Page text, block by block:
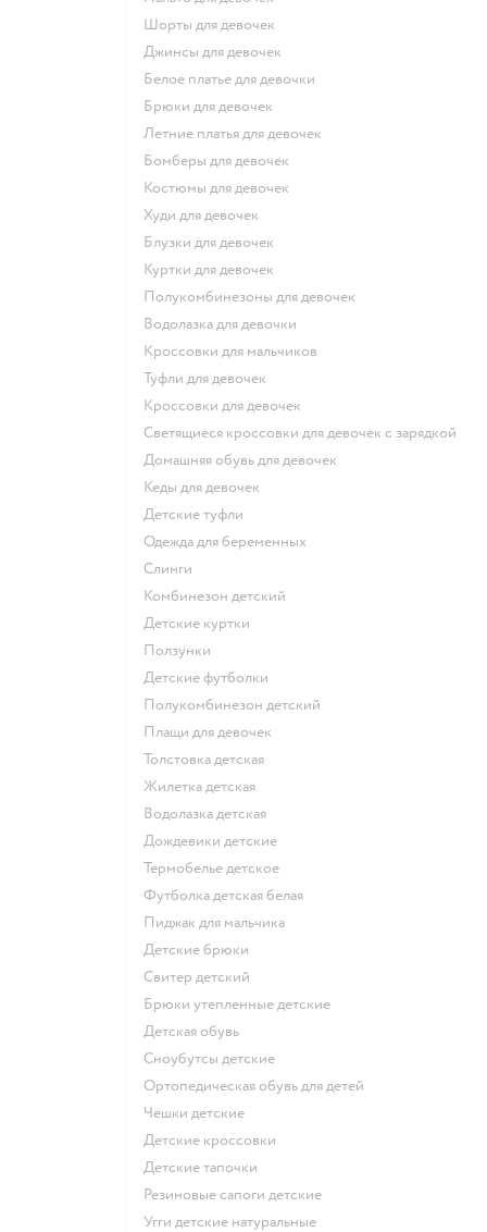
Шорты для девочек
Джинсы для девочек
Белое платье для девочки
Брюки для девочек
Летние платья для девочек
Бомберы для девочек
Костюмы для девочек
Худи для девочек
Блузки для девочек
Куртки для девочек
Полукомбинезоны для девочек
Водолазка для девочки
Кроссовки для мальчиков
Туфли для девочек
Кроссовки для девочек
Светящиеся кроссовки для девочек с зарядкой
Домашняя обувь для девочек
Кеды для девочек
Детские туфли
Одежда для беременных
Слинги
Комбинезон детский
Детские куртки
Ползунки
Детские футболки
Полукомбинезон детский
Плащи для девочек
Толстовка детская
Жилетка детская
Водолазка детская
Дождевики детские
Термобелье детское
Футболка детская белая
Пиджак для мальчика
Детские брюки
Свитер детский
Брюки утепленные детские
Детская обувь
Сноубутсы детские
Ортопедическая обувь для детей
Чешки детские
Детские кроссовки
Детские тапочки
Резиновые сапоги детские
Угги детские натуральные